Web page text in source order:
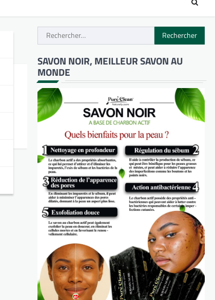
Rechercher :
SAVON NOIR, MEILLEUR SAVON AU
MONDE